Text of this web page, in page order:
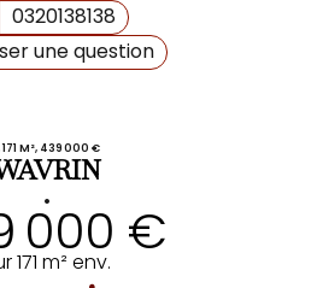
0320138138
une question
M², 439 000 €
•
000 €
171 m² env.